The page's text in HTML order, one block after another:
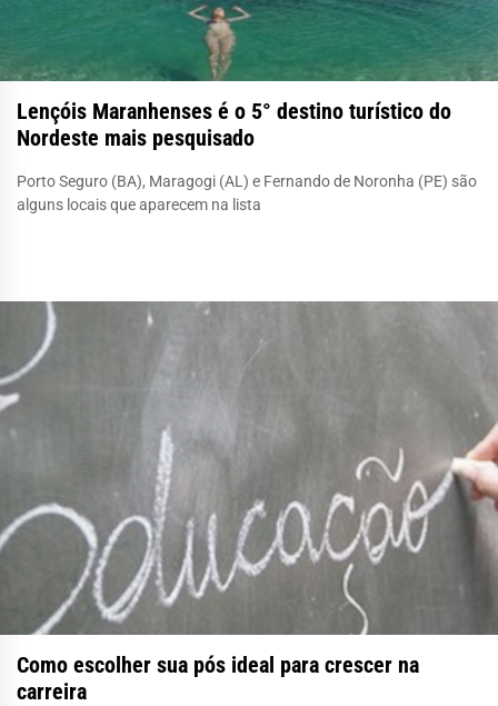
Lençóis Maranhenses é o 5° destino turístico do
Nordeste mais pesquisado
Porto Seguro (BA), Maragogi (AL) e Fernando de Noronha (PE) são
alguns locais que aparecem na lista
Como escolher sua pós ideal para crescer na
carreira